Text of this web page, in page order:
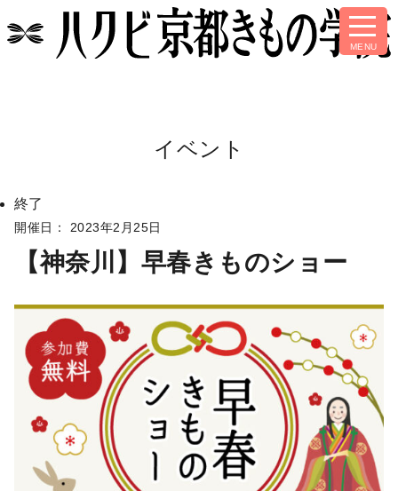
イベント
終了
開催日： 2023年2月25日
【神奈川】早春きものショー